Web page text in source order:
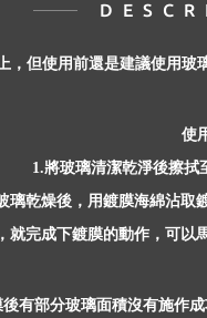
，但使用前還是建議使用玻
使
1.將玻璃清潔乾淨後擦拭
璃乾燥後，用鍍膜海綿沾取
就完成下鍍膜的動作，可以
有部分玻璃面積沒有施作